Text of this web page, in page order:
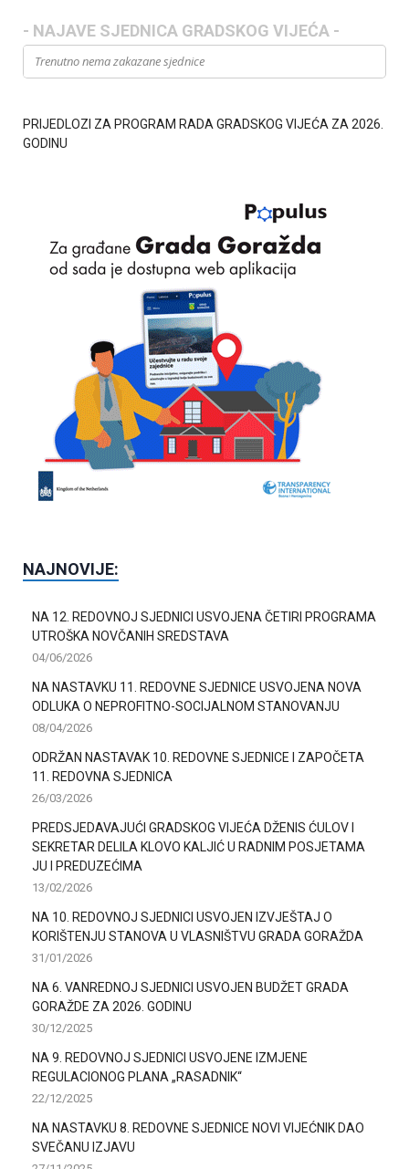
- NAJAVE SJEDNICA GRADSKOG VIJEĆA -
Trenutno nema zakazane sjednice
PRIJEDLOZI ZA PROGRAM RADA GRADSKOG VIJEĆA ZA 2026.
GODINU
NAJNOVIJE:
NA 12. REDOVNOJ SJEDNICI USVOJENA ČETIRI PROGRAMA
UTROŠKA NOVČANIH SREDSTAVA
04/06/2026
NA NASTAVKU 11. REDOVNE SJEDNICE USVOJENA NOVA
ODLUKA O NEPROFITNO-SOCIJALNOM STANOVANJU
08/04/2026
ODRŽAN NASTAVAK 10. REDOVNE SJEDNICE I ZAPOČETA
11. REDOVNA SJEDNICA
26/03/2026
PREDSJEDAVAJUĆI GRADSKOG VIJEĆA DŽENIS ĆULOV I
SEKRETAR DELILA KLOVO KALJIĆ U RADNIM POSJETAMA
JU I PREDUZEĆIMA
13/02/2026
NA 10. REDOVNOJ SJEDNICI USVOJEN IZVJEŠTAJ O
KORIŠTENJU STANOVA U VLASNIŠTVU GRADA GORAŽDA
31/01/2026
NA 6. VANREDNOJ SJEDNICI USVOJEN BUDŽET GRADA
GORAŽDE ZA 2026. GODINU
30/12/2025
NA 9. REDOVNOJ SJEDNICI USVOJENE IZMJENE
REGULACIONOG PLANA „RASADNIK“
22/12/2025
NA NASTAVKU 8. REDOVNE SJEDNICE NOVI VIJEĆNIK DAO
SVEČANU IZJAVU